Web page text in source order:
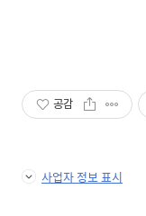
공감
사업자 정보 표시